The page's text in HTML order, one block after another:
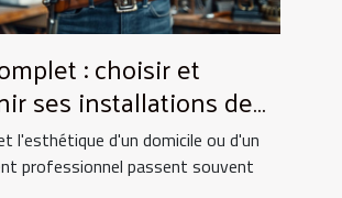
: choisir et
ses installations de
l'esthétique d'un domicile ou d'un
professionnel passent souvent